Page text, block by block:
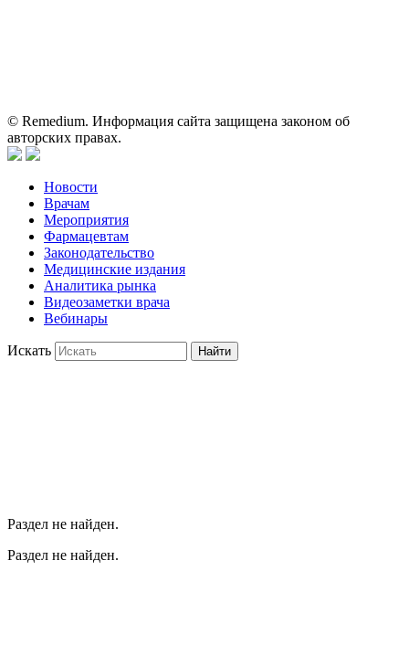
© Remedium. Информация сайта защищена законом об
авторских правах.
Новости
Врачам
Мероприятия
Фармацевтам
Законодательство
Медицинские издания
Аналитика рынка
Видеозаметки врача
Вебинары
Искать Найти
Раздел не найден.
Раздел не найден.